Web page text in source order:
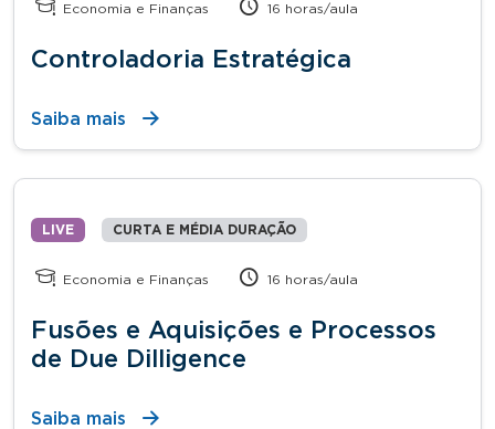
Economia e Finanças 16 horas/aula
Controladoria Estratégica
Saiba mais
LIVE CURTA E MÉDIA DURAÇÃO
Economia e Finanças 16 horas/aula
Fusões e Aquisições e Processos
de Due Dilligence
Saiba mais